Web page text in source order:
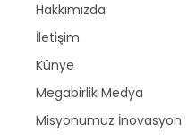
Hakkımızda
İletişim
Künye
Megabirlik Medya
Misyonumuz İnovasyon